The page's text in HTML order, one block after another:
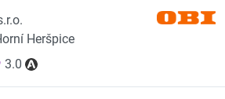
Heršpice
3.0